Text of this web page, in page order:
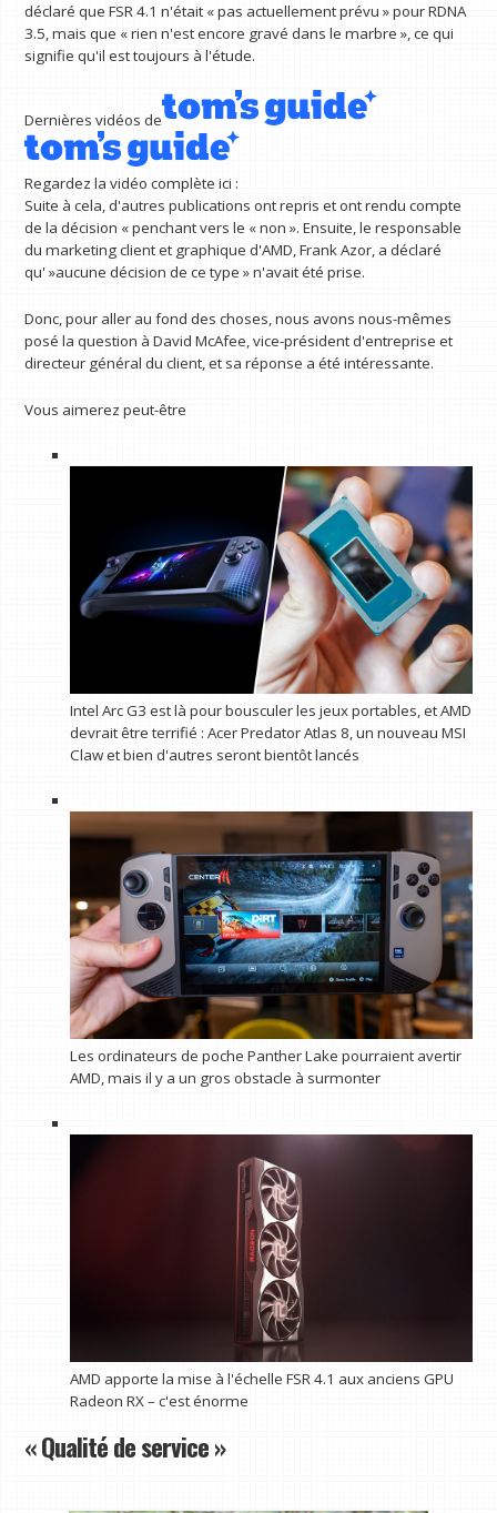
déclaré que FSR 4.1 n'était « pas actuellement prévu » pour RDNA
3.5, mais que « rien n'est encore gravé dans le marbre », ce qui
signifie qu'il est toujours à l'étude.
Dernières vidéos de
Regardez la vidéo complète ici :
Suite à cela, d'autres publications ont repris et ont rendu compte
de la décision « penchant vers le « non ». Ensuite, le responsable
du marketing client et graphique d'AMD, Frank Azor, a déclaré
qu' »aucune décision de ce type » n'avait été prise.
Donc, pour aller au fond des choses, nous avons nous-mêmes
posé la question à David McAfee, vice-président d'entreprise et
directeur général du client, et sa réponse a été intéressante.
Vous aimerez peut-être
Intel Arc G3 est là pour bousculer les jeux portables, et AMD
devrait être terrifié : Acer Predator Atlas 8, un nouveau MSI
Claw et bien d'autres seront bientôt lancés
Les ordinateurs de poche Panther Lake pourraient avertir
AMD, mais il y a un gros obstacle à surmonter
AMD apporte la mise à l'échelle FSR 4.1 aux anciens GPU
Radeon RX – c'est énorme
« Qualité de service »